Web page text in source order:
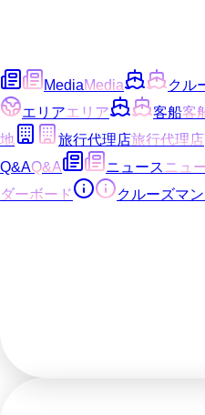
MediaMedia クル
エリアエリア 客船客
地
旅行代理店旅行代理店
Q&AQ&A ニュースニュ
ダーボード
クルーズマ